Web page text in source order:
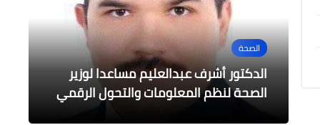
الصحة
الدكتور أشرف عبدالعليم مساعدا لوزير
الصحة لنظم المعلومات والتحول الرقمي
محافظات
تدريب كرة اليد بمركز شباب الظاهرية فرع
شرق بالإسكندرية
الرياضة
شهاب ناصر .. بطل جديد يرفع اسم مصر
عالياً
أخبار مصر
صبحي يناقش الإستعدادات النهائية
لإطلاق Sports Expo
محافظات
إزالة ١٩ حالة تعدي بإجمالي مساحة ١٦٦١
م٢ بنطاق ٥ مراكز بالبحيرة